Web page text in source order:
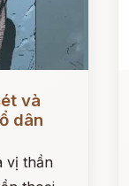
và
dân
vị thần